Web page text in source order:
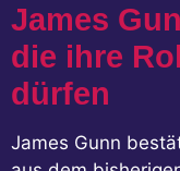
James
die ihre
dürfen
James Gunn